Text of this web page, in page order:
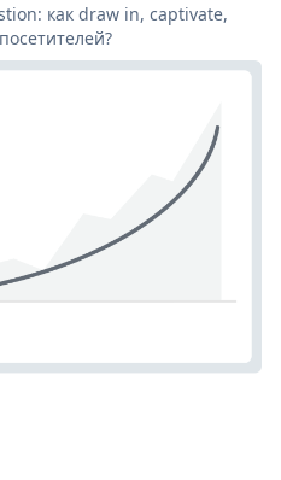
как draw in, captivate,